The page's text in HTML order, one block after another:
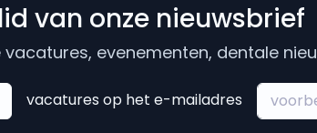
van onze nieuwsbrief
evenementen, dentale
vacatures op het e-mailadres